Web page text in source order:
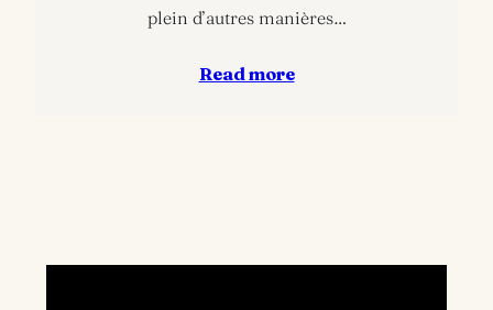
plein d’autres manières…
Read more